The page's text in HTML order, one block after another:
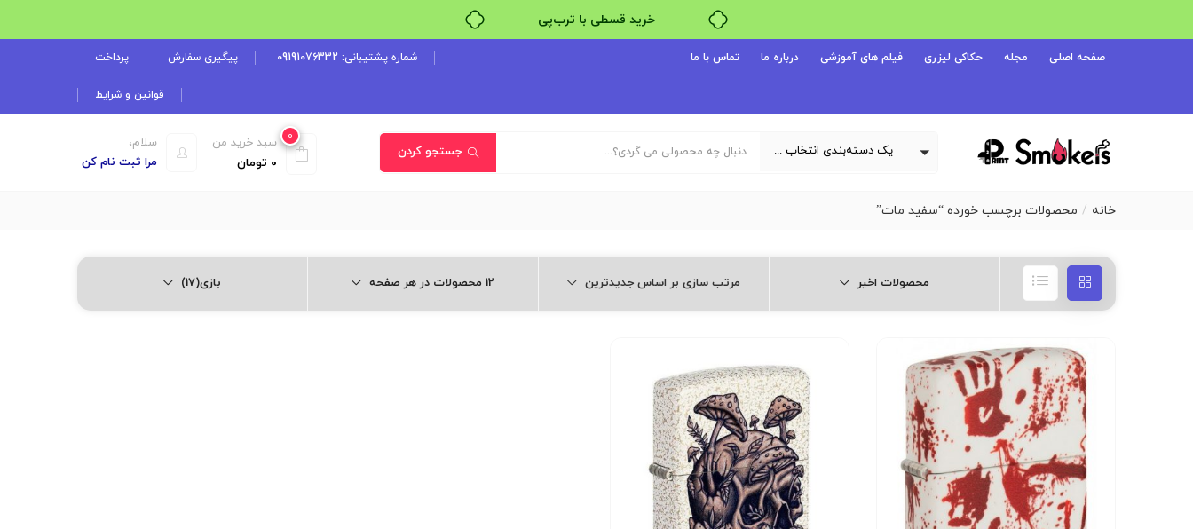
خرید قسطی با ترب‌پی
صفحه اصلی مجله حکاکی لیزری فیلم های آموزشی درباره ما تماس با ما شماره پشتیبانی: 09191076332 پیگیری سفارش پرداخت
قوانین و شرایط
یک دسته‌بندی انتخاب کنید جستجو کردن
سلام،
مرا ثبت نام کن
0
سبد خرید من
0 تومان
خانه محصولات برچسب خورده “سفید مات”
محصولات اخیر مرتب سازی بر اساس جدیدترین 12 محصولات در هر صفحه بازی(17)